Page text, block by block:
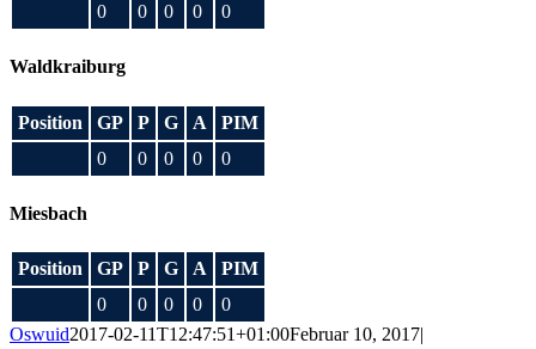
0
0 0 0 0
Waldkraiburg
Position GP P G A
PIM
0
0 0 0 0
Miesbach
Position GP P G A
PIM
0
0 0 0
0
Oswuid2017-02-11T12:47:51+01:00Februar 10, 2017|